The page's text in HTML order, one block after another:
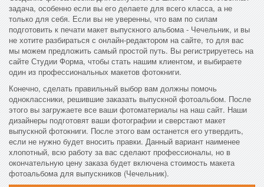
задача, особенно если вы его делаете для всего класса, а не
только для себя. Если вы не уверенны, что вам по силам
подготовить к печати макет выпускного альбома - Чечельник, и вы
не хотите разбираться с онлайн-редактором на сайте, то для вас
мы можем предложить самый простой путь. Вы регистрируетесь на
сайте Студии Форма, чтобы стать нашим клиентом, и выбираете
один из профессиональных макетов фотокниги.
Конечно, сделать правильный выбор вам должны помочь
одноклассники, решившие заказать выпускной фотоальбом. После
этого вы загружаете все ваши фотоматериалы на наш сайт. Наши
дизайнеры подготовят ваши фотографии и сверстают макет
выпускной фотокниги. После этого вам останется его утвердить,
если не нужно будет вносить правки. Данный вариант наименее
хлопотный, всю работу за вас сделают профессионалы, но в
окончательную цену заказа будет включена стоимость макета
фотоальбома для выпускников (Чечельник).